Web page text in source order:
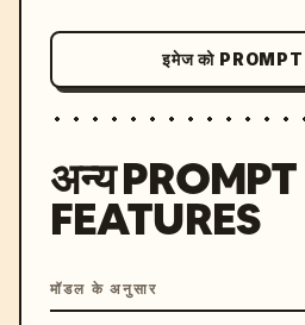
इमेज को
अन्य PROMPT
FEATURES
मॉडल के अनुसार